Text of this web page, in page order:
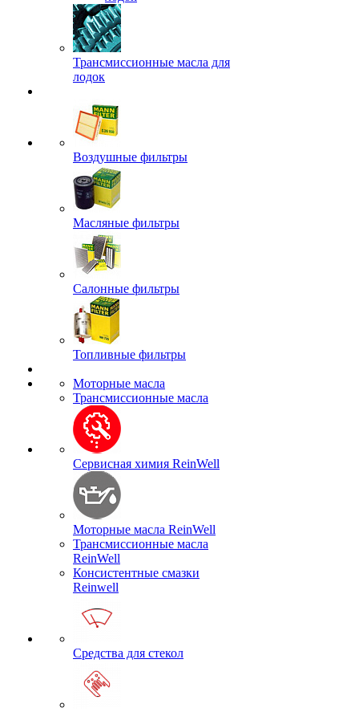
Трансмиссионные масла для
лодок
Воздушные фильтры
Масляные фильтры
Салонные фильтры
Топливные фильтры
Моторные масла
Трансмиссионные масла
Сервисная химия ReinWell
Моторные масла ReinWell
Трансмиссионные масла
ReinWell
Консистентные смазки
Reinwell
Средства для стекол